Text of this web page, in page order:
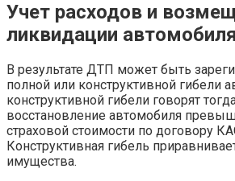
Учет расходов и
ликвидации
В результате ДТП может быть
полной или конструктивной гибели
конструктивной гибели говорят
восстановление автомобиля
страховой стоимости по договору
Конструктивная гибель
имущества.